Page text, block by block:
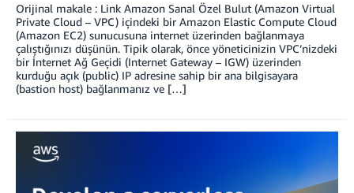
Orijinal makale : Link Amazon Sanal Özel Bulut (Amazon Virtual
Private Cloud – VPC) içindeki bir Amazon Elastic Compute Cloud
(Amazon EC2) sunucusuna internet üzerinden bağlanmaya
çalıştığınızı düşünün. Tipik olarak, önce yöneticinizin VPC’nizdeki
bir İnternet Ağ Geçidi (Internet Gateway – IGW) üzerinden
kurduğu açık (public) IP adresine sahip bir ana bilgisayara
(bastion host) bağlanmanız ve […]